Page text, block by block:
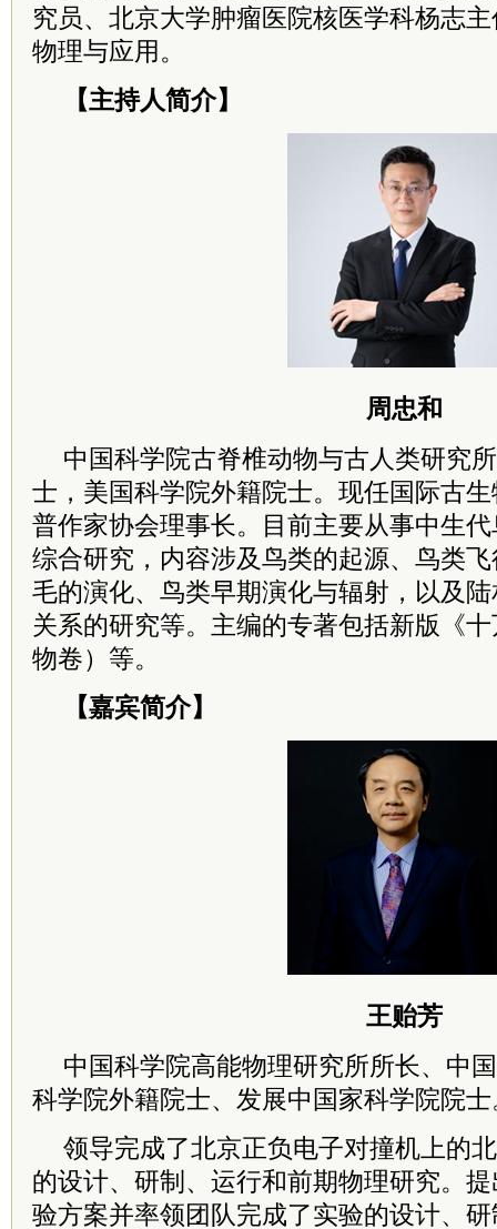
究员、北京大学肿瘤医院核医学科杨志
物理与应用。
【主持人简介】
周忠和
中国科学院古脊椎动物与古人类研究
士 ，美国科学院外籍院士。现任国际古
普作家协会理事长。目前主要从事中生
综合研究，内容涉及鸟类的起源、鸟类
毛的演化、鸟类早期演化与辐射，以及
关系的研究等。主编的专著包括新版《
物卷）等。
【嘉宾简介】
王贻芳
中国科学院高能物理研究所所长、中国
科学院外籍院士、发展中国家科学院院士
领导完成了北京正负电子对撞机上的
的设计、研制、运行和前期物理研究。
验方案并率领团队完成了实验的设计、